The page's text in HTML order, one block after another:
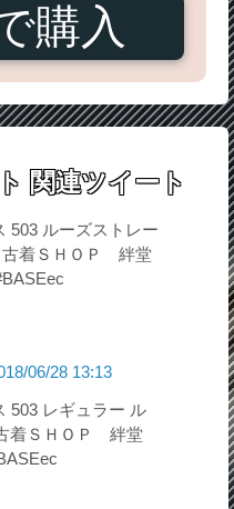
購入
関連ツイート
ルーズストレー
古着ＳＨＯＰ 絆堂
06/28 13:13
レギュラー ル
着ＳＨＯＰ 絆堂